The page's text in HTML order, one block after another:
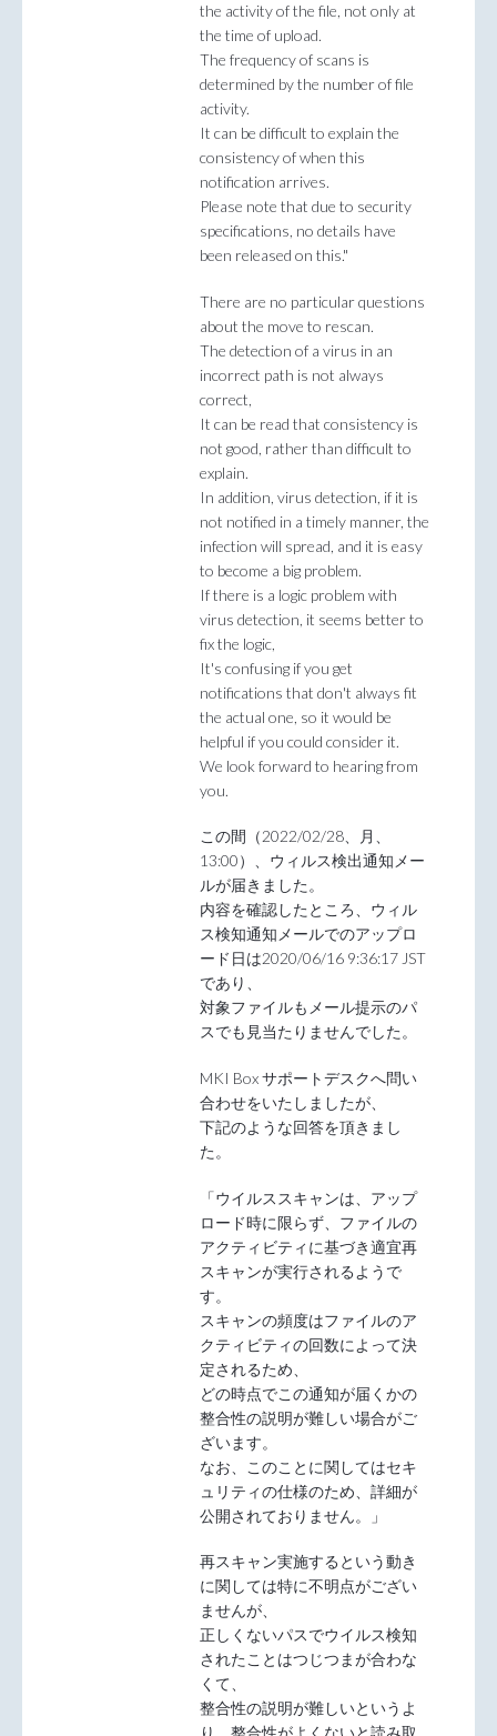
the activity of the file, not only at
the time of upload.
The frequency of scans is
determined by the number of file
activity.
It can be difficult to explain the
consistency of when this
notification arrives.
Please note that due to security
specifications, no details have
been released on this."
There are no particular questions
about the move to rescan.
The detection of a virus in an
incorrect path is not always
correct,
It can be read that consistency is
not good, rather than difficult to
explain.
In addition, virus detection, if it is
not notified in a timely manner, the
infection will spread, and it is easy
to become a big problem.
If there is a logic problem with
virus detection, it seems better to
fix the logic,
It's confusing if you get
notifications that don't always fit
the actual one, so it would be
helpful if you could consider it.
We look forward to hearing from
you.
この間（2022/02/28、月、
13:00）、ウィルス検出通知メー
ルが届きました。
内容を確認したところ、ウィル
ス検知通知メールでのアップロ
ード日は2020/06/16 9:36:17 JST
であり、
対象ファイルもメール提示のパ
スでも見当たりませんでした。
MKI Box サポートデスクへ問い
合わせをいたしましたが、
下記のような回答を頂きまし
た。
「ウイルススキャンは、アップ
ロード時に限らず、ファイルの
アクティビティに基づき適宜再
スキャンが実行されるようで
す。
スキャンの頻度はファイルのア
クティビティの回数によって決
定されるため、
どの時点でこの通知が届くかの
整合性の説明が難しい場合がご
ざいます。
なお、このことに関してはセキ
ュリティの仕様のため、詳細が
公開されておりません。」
再スキャン実施するという動き
に関しては特に不明点がござい
ませんが、
正しくないパスでウイルス検知
されたことはつじつまが合わな
くて、
整合性の説明が難しいというよ